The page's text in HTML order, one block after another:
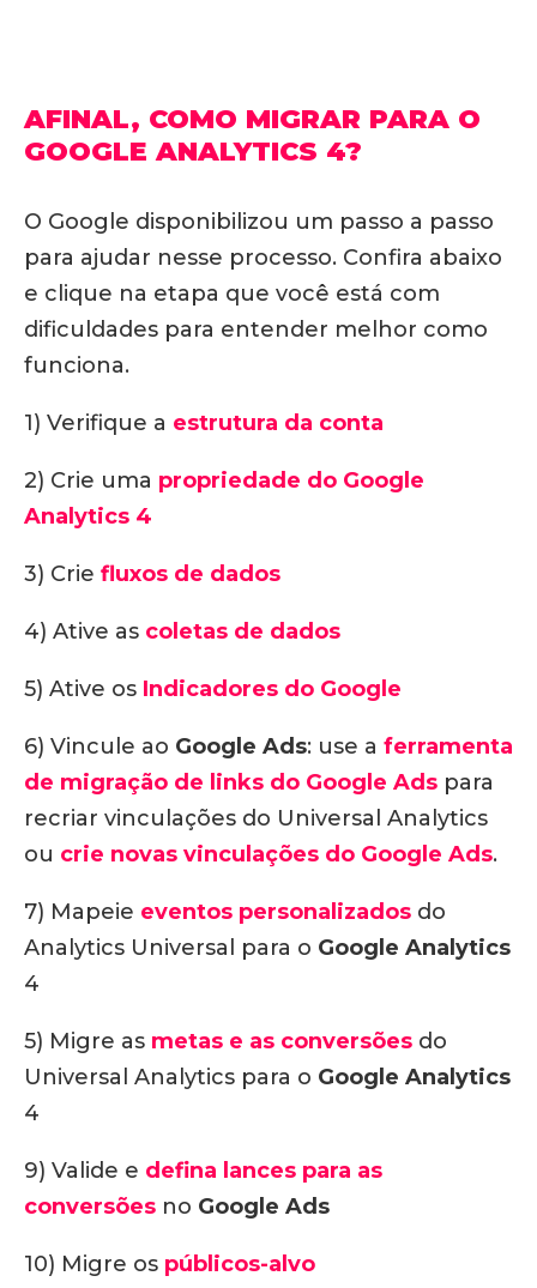
AFINAL, COMO MIGRAR PARA O
GOOGLE ANALYTICS 4?
O Google disponibilizou um passo a passo
para ajudar nesse processo. Confira abaixo
e clique na etapa que você está com
dificuldades para entender melhor como
funciona.
1) Verifique a estrutura da conta
2) Crie uma propriedade do Google
Analytics 4
3) Crie fluxos de dados
4) Ative as coletas de dados
5) Ative os Indicadores do Google
6) Vincule ao Google Ads: use a ferramenta
de migração de links do Google Ads para
recriar vinculações do Universal Analytics
ou crie novas vinculações do Google Ads.
7) Mapeie eventos personalizados do
Analytics Universal para o Google Analytics
4
5) Migre as metas e as conversões do
Universal Analytics para o Google Analytics
4
9) Valide e defina lances para as
conversões no Google Ads
10) Migre os públicos-alvo